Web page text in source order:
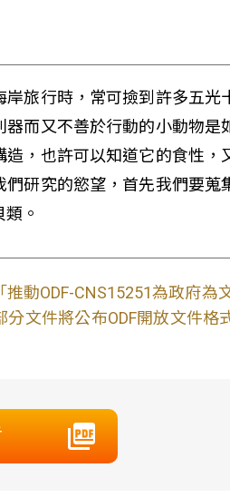
岸旅行時，常可撿到許多五
器而又不善於行動的小動物
造，也許可以知道它的食性
們研究的慾望，首先我們要
。
推動ODF-CNS15251為政府
文件將公布ODF開放文件